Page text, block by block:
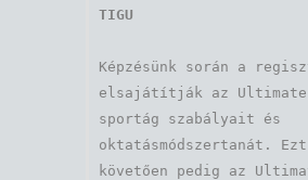
TIGU
Képzésünk során a
elsajátítják az
sportág szabályait és
oktatásmódszertanát. Ezt
követően pedig az